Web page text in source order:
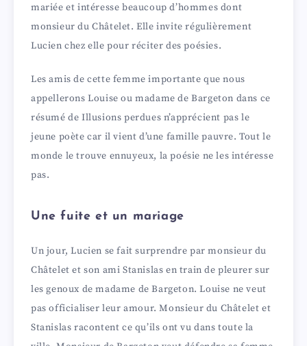
mariée et intéresse beaucoup d’hommes dont
monsieur du Châtelet. Elle invite régulièrement
Lucien chez elle pour réciter des poésies.
Les amis de cette femme importante que nous
appellerons Louise ou madame de Bargeton dans ce
résumé de Illusions perdues n’apprécient pas le
jeune poète car il vient d’une famille pauvre. Tout le
monde le trouve ennuyeux, la poésie ne les intéresse
pas.
Une fuite et un mariage
Un jour, Lucien se fait surprendre par monsieur du
Châtelet et son ami Stanislas en train de pleurer sur
les genoux de madame de Bargeton. Louise ne veut
pas officialiser leur amour. Monsieur du Châtelet et
Stanislas racontent ce qu’ils ont vu dans toute la